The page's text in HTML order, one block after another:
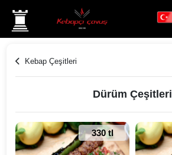
Kebap Çeşitleri
Dürüm Çeşitleri
330 tl